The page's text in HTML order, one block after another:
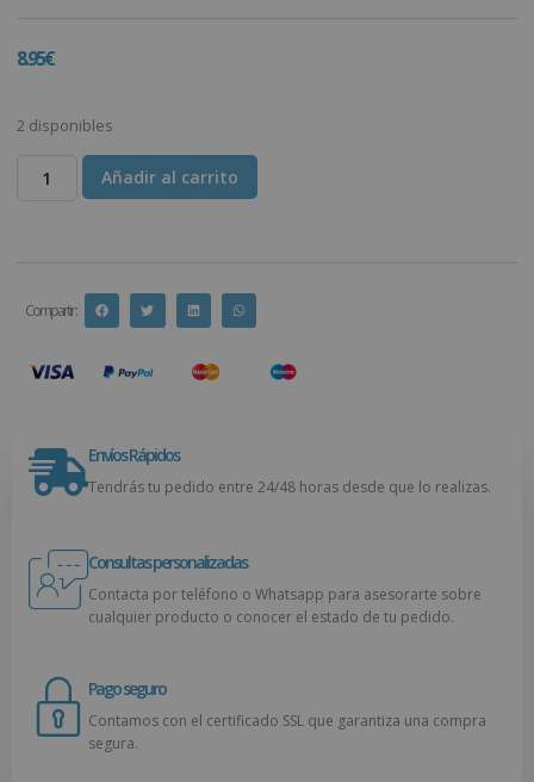
8.95€
2 disponibles
Añadir al carrito
Compartir :
Envíos Rápidos
Tendrás tu pedido entre 24/48 horas desde que lo realizas.
Consultas personalizadas
Contacta por teléfono o Whatsapp para asesorarte sobre
cualquier producto o conocer el estado de tu pedido.
Pago seguro
Contamos con el certificado SSL que garantiza una compra
segura.